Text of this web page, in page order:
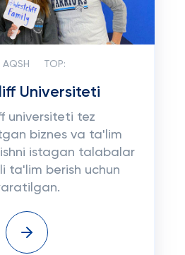
AQSH TOP:
Universiteti
universiteti tez
biznes va ta'lim
istagan talabalar
ta'lim berish uchun